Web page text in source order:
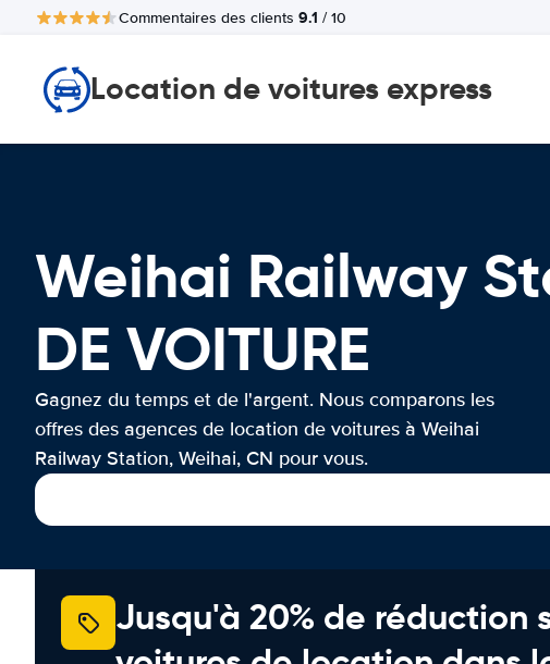
Commentaires des clients 9.1 / 10
Location de voitures express
Weihai Railway
DE VOITURE
Gagnez du temps et de l'argent. Nous comparons les
offres des agences de location de voitures à Weihai
Railway Station, Weihai, CN pour vous.
Jusqu'à 20% de réduction